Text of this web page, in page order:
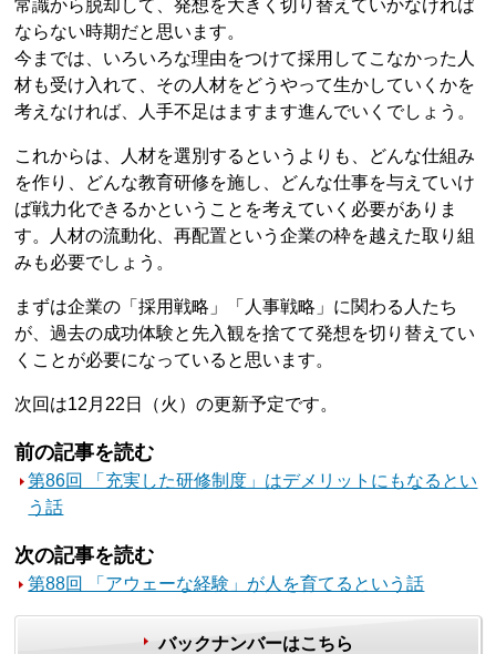
常識から脱却して、発想を大きく切り替えていかなければ
ならない時期だと思います。
今までは、いろいろな理由をつけて採用してこなかった人
材も受け入れて、その人材をどうやって生かしていくかを
考えなければ、人手不足はますます進んでいくでしょう。
これからは、人材を選別するというよりも、どんな仕組み
を作り、どんな教育研修を施し、どんな仕事を与えていけ
ば戦力化できるかということを考えていく必要がありま
す。人材の流動化、再配置という企業の枠を越えた取り組
みも必要でしょう。
まずは企業の「採用戦略」「人事戦略」に関わる人たち
が、過去の成功体験と先入観を捨てて発想を切り替えてい
くことが必要になっていると思います。
次回は12月22日（火）の更新予定です。
前の記事を読む
第86回 「充実した研修制度」はデメリットにもなるとい
う話
次の記事を読む
第88回 「アウェーな経験」が人を育てるという話
バックナンバーはこちら